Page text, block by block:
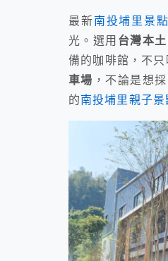
最新南投埔里景點
光。選用 台灣本
備的咖啡館，不
車場 ，不論是想
的南投埔里親子景